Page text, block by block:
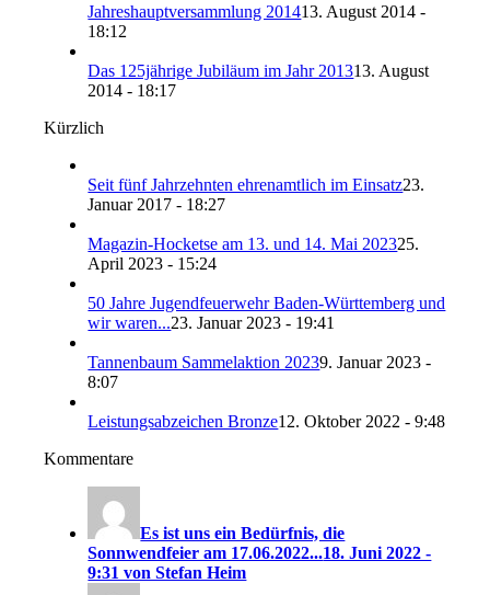
Jahreshauptversammlung 201413. August 2014 -
18:12
Das 125jährige Jubiläum im Jahr 201313. August
2014 - 18:17
Kürzlich
Seit fünf Jahrzehnten ehrenamtlich im Einsatz23.
Januar 2017 - 18:27
Magazin-Hocketse am 13. und 14. Mai 202325.
April 2023 - 15:24
50 Jahre Jugendfeuerwehr Baden-Württemberg und
wir waren...23. Januar 2023 - 19:41
Tannenbaum Sammelaktion 20239. Januar 2023 -
8:07
Leistungsabzeichen Bronze12. Oktober 2022 - 9:48
Kommentare
Es ist uns ein Bedürfnis, die
Sonnwendfeier am 17.06.2022...18. Juni 2022 -
9:31 von Stefan Heim